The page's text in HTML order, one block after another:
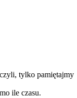
tylko pamiętajmy
ile czasu.